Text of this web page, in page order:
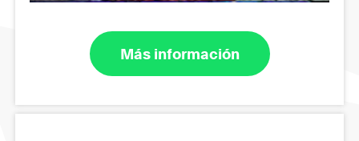
Más información